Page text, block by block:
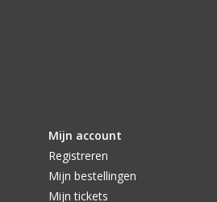
Mijn account
Registreren
Mijn bestellingen
Mijn tickets